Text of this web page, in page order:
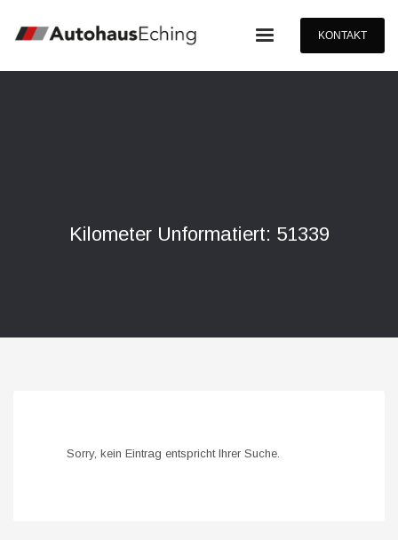
KONTAKT
Kilometer Unformatiert: 51339
Sorry, kein Eintrag entspricht Ihrer Suche.